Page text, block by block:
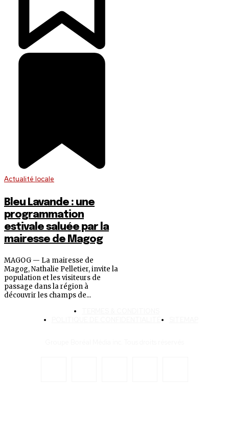
Actualité locale
Bleu Lavande : une
programmation
estivale saluée par la
mairesse de Magog
MAGOG — La mairesse de
Magog, Nathalie Pelletier, invite la
population et les visiteurs de
passage dans la région à
découvrir les champs de...